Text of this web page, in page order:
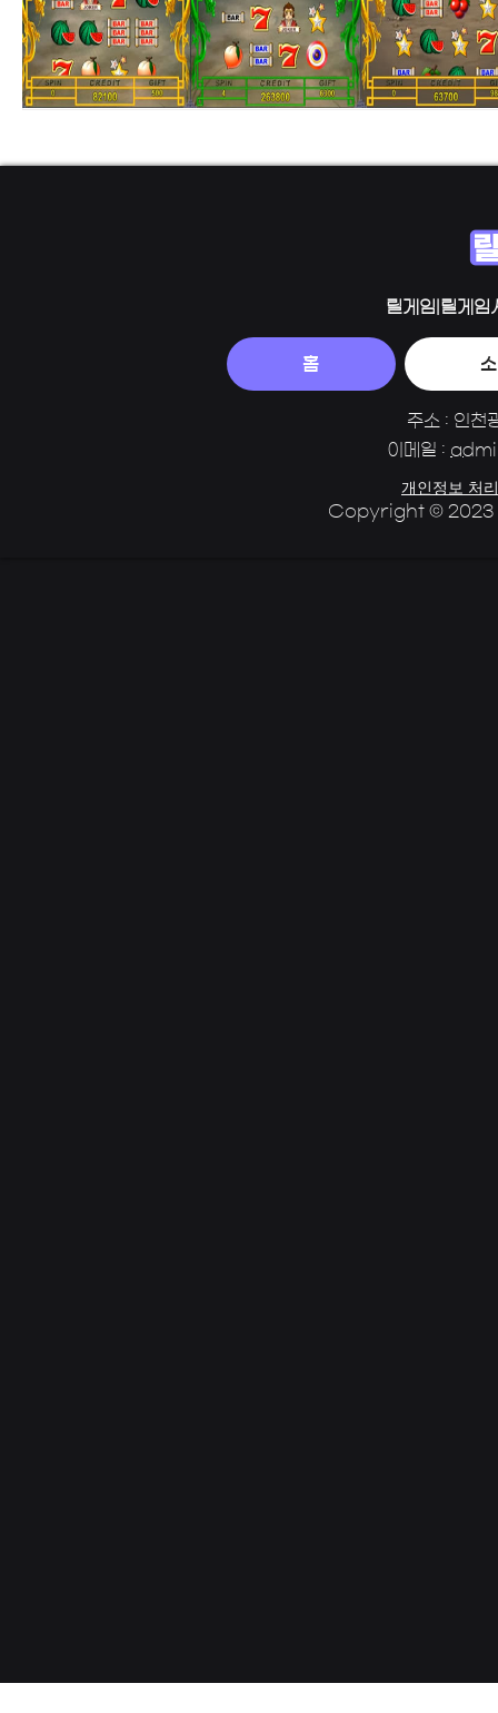
릴게임|릴게임
홈
주소 : 인천
이메일 :
Copyright ©
개인정보 처